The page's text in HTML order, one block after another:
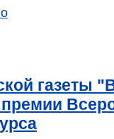
газеты